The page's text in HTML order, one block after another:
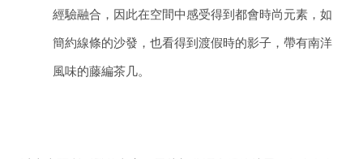
經驗融合，因此在空間中感受得到都會時尚元素，如
簡約線條的沙發，也看得到渡假時的影子，帶有南洋
風味的藤編茶几。